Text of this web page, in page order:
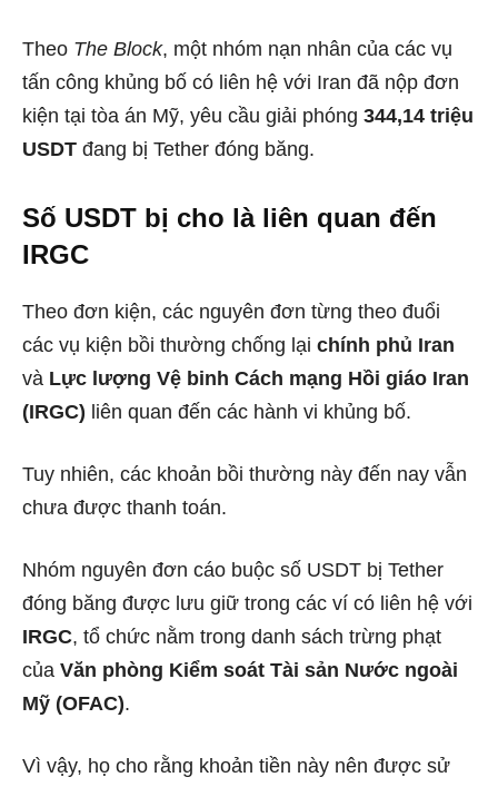
Theo The Block, một nhóm nạn nhân của các vụ
tấn công khủng bố có liên hệ với Iran đã nộp đơn
kiện tại tòa án Mỹ, yêu cầu giải phóng 344,14 triệu
USDT đang bị Tether đóng băng.
Số USDT bị cho là liên quan đến
IRGC
Theo đơn kiện, các nguyên đơn từng theo đuổi
các vụ kiện bồi thường chống lại chính phủ Iran
và Lực lượng Vệ binh Cách mạng Hồi giáo Iran
(IRGC) liên quan đến các hành vi khủng bố.
Tuy nhiên, các khoản bồi thường này đến nay vẫn
chưa được thanh toán.
Nhóm nguyên đơn cáo buộc số USDT bị Tether
đóng băng được lưu giữ trong các ví có liên hệ với
IRGC, tổ chức nằm trong danh sách trừng phạt
của Văn phòng Kiểm soát Tài sản Nước ngoài
Mỹ (OFAC).
Vì vậy, họ cho rằng khoản tiền này nên được sử